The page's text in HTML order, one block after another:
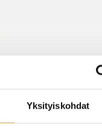
Yksityiskohdat